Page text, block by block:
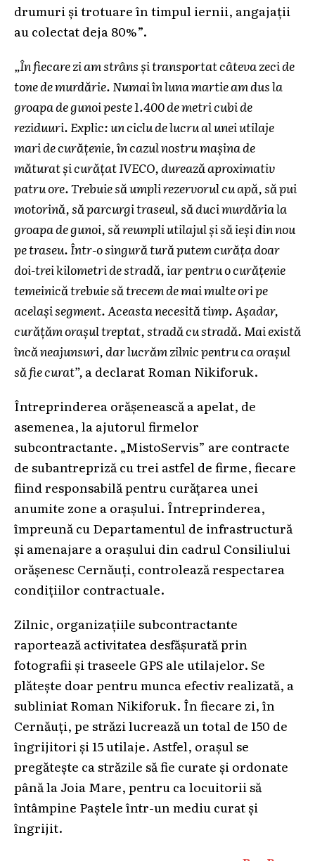
drumuri și trotuare în timpul iernii, angajații
au colectat deja 80%”.
„În fiecare zi am strâns și transportat câteva zeci de
tone de murdărie. Numai în luna martie am dus la
groapa de gunoi peste 1.400 de metri cubi de
reziduuri. Explic: un ciclu de lucru al unei utilaje
mari de curățenie, în cazul nostru mașina de
măturat și curățat IVECO, durează aproximativ
patru ore. Trebuie să umpli rezervorul cu apă, să pui
motorină, să parcurgi traseul, să duci murdăria la
groapa de gunoi, să reumpli utilajul și să ieși din nou
pe traseu. Într-o singură tură putem curăța doar
doi-trei kilometri de stradă, iar pentru o curățenie
temeinică trebuie să trecem de mai multe ori pe
același segment. Aceasta necesită timp. Așadar,
curățăm orașul treptat, stradă cu stradă. Mai există
încă neajunsuri, dar lucrăm zilnic pentru ca orașul
să fie curat”,a declarat Roman Nikiforuk.
Întreprinderea orășenească a apelat, de
asemenea, la ajutorul firmelor
subcontractante. „MistoServis” are contracte
de subantrepriză cu trei astfel de firme, fiecare
fiind responsabilă pentru curățarea unei
anumite zone a orașului. Întreprinderea,
împreună cu Departamentul de infrastructură
și amenajare a orașului din cadrul Consiliului
orășenesc Cernăuți, controlează respectarea
condițiilor contractuale.
Zilnic, organizațiile subcontractante
raportează activitatea desfășurată prin
fotografii și traseele GPS ale utilajelor. Se
plătește doar pentru munca efectiv realizată, a
subliniat Roman Nikiforuk. În fiecare zi, în
Cernăuți, pe străzi lucrează un total de 150 de
îngrijitori și 15 utilaje. Astfel, orașul se
pregătește ca străzile să fie curate și ordonate
până la Joia Mare, pentru ca locuitorii să
întâmpine Paștele într-un mediu curat și
îngrijit.